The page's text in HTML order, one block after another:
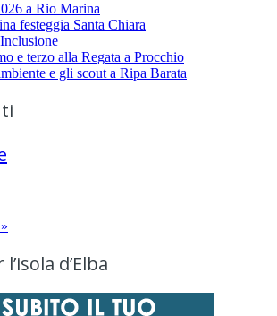
a Rio Marina
festeggia Santa Chiara
e terzo alla Regata a Procchio
e gli scout a Ripa Barata
d’Elba